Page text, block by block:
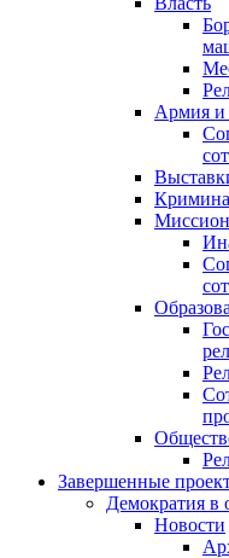
Армия и
Завершенные
Демократия в
Новости